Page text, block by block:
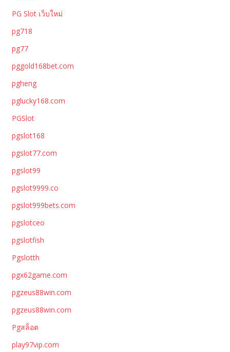
PG Slot เว็บใหม่
pg718
pg77
pggold168bet.com
pgheng
pglucky168.com
PGSlot
pgslot168
pgslot77.com
pgslot99
pgslot9999.co
pgslot999bets.com
pgslotceo
pgslotfish
Pgslotth
pgx62game.com
pgzeus88win.com
pgzeus88win.com
Pgสล็อต
play97vip.com